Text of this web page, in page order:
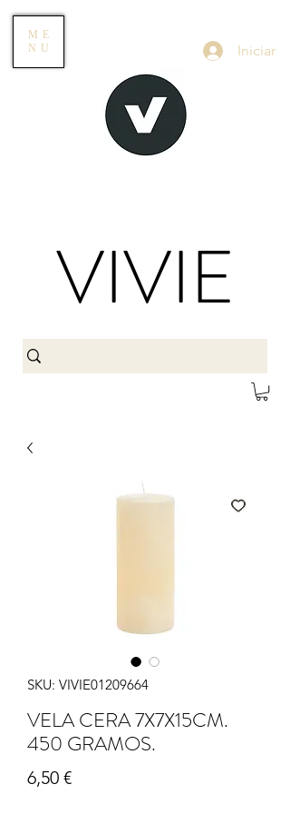
ME
NU
Iniciar
VIVIE
SKU: VIVIE01209664
VELA CERA 7X7X15CM.
450 GRAMOS.
6,50 €Precio